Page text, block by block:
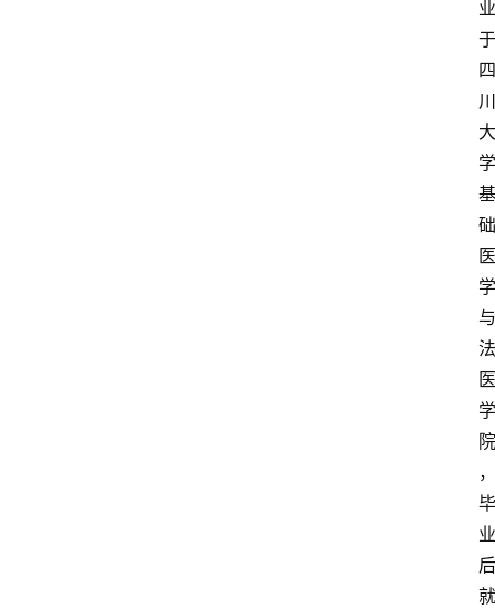
业
于
四
川
大
学
基
础
医
学
与
法
医
学
院
，
毕
业
后
就